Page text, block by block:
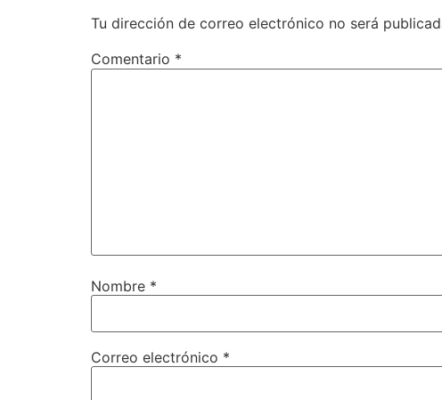
Tu dirección de correo electrónico no será
Comentario *
Nombre *
Correo electrónico *